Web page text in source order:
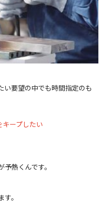
要望の中でも時間指定のも
ープしたい
熱くんです。
。